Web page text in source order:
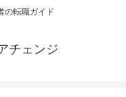
の転職ガイド
チェンジ